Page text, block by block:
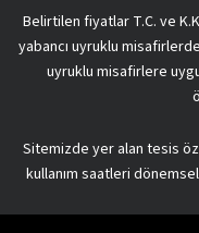
Belirtilen fiyatlar T.C. ve
yabancı uyruklu
uyruklu misafirlere
Sitemizde yer alan tesis
kullanım saatleri